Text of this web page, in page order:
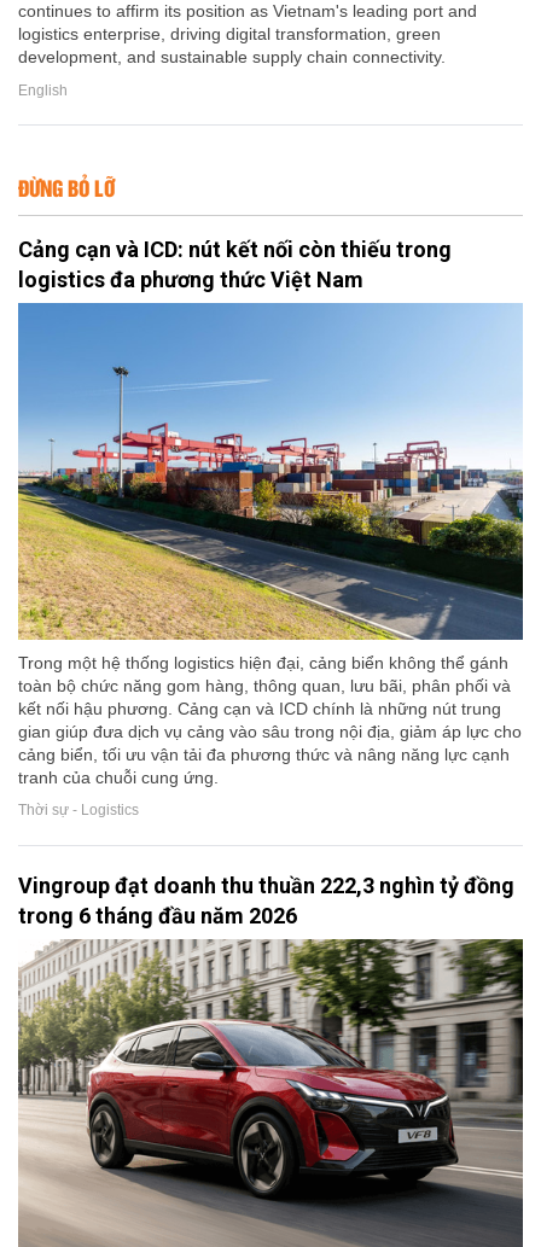
continues to affirm its position as Vietnam's leading port and
logistics enterprise, driving digital transformation, green
development, and sustainable supply chain connectivity.
English
ĐỪNG BỎ LỠ
Cảng cạn và ICD: nút kết nối còn thiếu trong
logistics đa phương thức Việt Nam
Trong một hệ thống logistics hiện đại, cảng biển không thể gánh
toàn bộ chức năng gom hàng, thông quan, lưu bãi, phân phối và
kết nối hậu phương. Cảng cạn và ICD chính là những nút trung
gian giúp đưa dịch vụ cảng vào sâu trong nội địa, giảm áp lực cho
cảng biển, tối ưu vận tải đa phương thức và nâng năng lực cạnh
tranh của chuỗi cung ứng.
Thời sự - Logistics
Vingroup đạt doanh thu thuần 222,3 nghìn tỷ đồng
trong 6 tháng đầu năm 2026